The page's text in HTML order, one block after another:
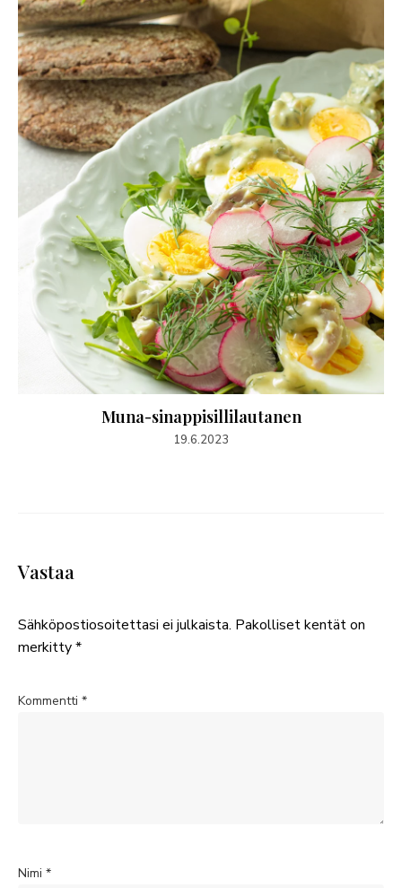
Muna-sinappisillilautanen
19.6.2023
Vastaa
Sähköpostiosoitettasi ei julkaista. Pakolliset kentät on
merkitty*
Kommentti *
Nimi *